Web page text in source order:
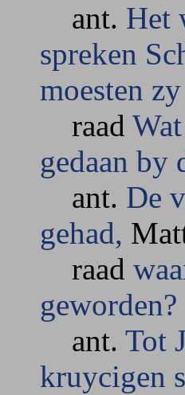
ant. Het
spreken
moesten
raad
gedaan by
ant. De
gehad,
raad
geworden?
ant. Tot
kruycigen